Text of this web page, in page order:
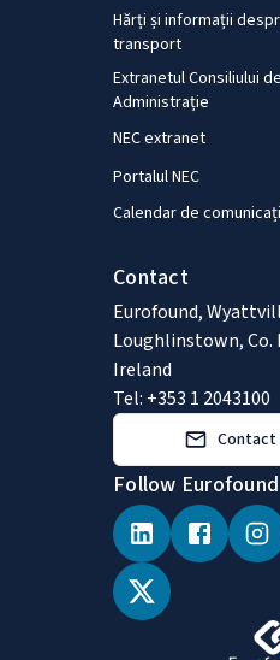
Hărți și informații
transport
Extranetul Consiliului de
Administrație
NEC extranet
Portalul NEC
Calendar de
Contact
Eurofound,
Loughlinstown, Co.
Ireland
Tel: +353 1 2043100
Contact
Follow Eurofound